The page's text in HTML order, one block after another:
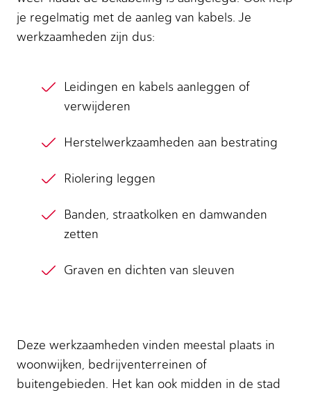
je regelmatig met de aanleg van kabels. Je
werkzaamheden zijn dus:
Leidingen en kabels aanleggen of
verwijderen
Herstelwerkzaamheden aan bestrating
Riolering leggen
Banden, straatkolken en damwanden
zetten
Graven en dichten van sleuven
Deze werkzaamheden vinden meestal plaats in
woonwijken, bedrijventerreinen of
buitengebieden. Het kan ook midden in de stad